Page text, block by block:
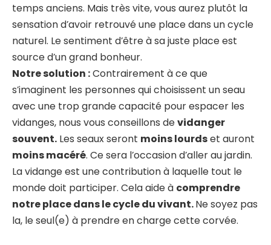
temps anciens. Mais très vite, vous aurez plutôt la
sensation d’avoir retrouvé une place dans un cycle
naturel. Le sentiment d’être à sa juste place est
source d’un grand bonheur.
Notre solution :Contrairement à ce que
s’imaginent les personnes qui choisissent un seau
avec une trop grande capacité pour espacer les
vidanges, nous vous conseillons devidanger
souvent. Les seaux seront moins lourdset auront
moins macéré. Ce sera l’occasion d’aller au jardin.
La vidange est une contribution à laquelle tout le
monde doit participer. Cela aide à comprendre
notre place dans le cycle du vivant.Ne soyez pas
la, le seul(e) à prendre en charge cette corvée.